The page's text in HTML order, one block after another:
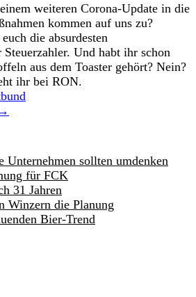
weiteren Corona-Update in die
kommen auf uns zu?
die absurdesten
Steuerzahler. Und habt ihr schon
aus dem Toaster gehört? Nein?
ihr bei RON.
Unternehmen sollten umdenken
für FCK
31 Jahren
Winzern die Planung
Bier-Trend